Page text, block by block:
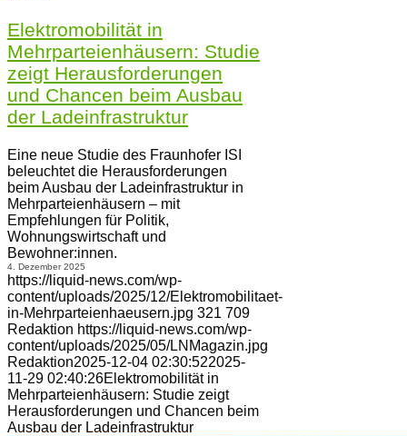
Elektromobilität in
Mehrparteienhäusern: Studie
zeigt Herausforderungen
und Chancen beim Ausbau
der Ladeinfrastruktur
Eine neue Studie des Fraunhofer ISI
beleuchtet die Herausforderungen
beim Ausbau der Ladeinfrastruktur in
Mehrparteienhäusern – mit
Empfehlungen für Politik,
Wohnungswirtschaft und
Bewohner:innen.
4. Dezember 2025
https://liquid-news.com/wp-
content/uploads/2025/12/Elektromobilitaet-
in-Mehrparteienhaeusern.jpg 321 709
Redaktion https://liquid-news.com/wp-
content/uploads/2025/05/LNMagazin.jpg
Redaktion2025-12-04 02:30:522025-
11-29 02:40:26Elektromobilität in
Mehrparteienhäusern: Studie zeigt
Herausforderungen und Chancen beim
Ausbau der Ladeinfrastruktur